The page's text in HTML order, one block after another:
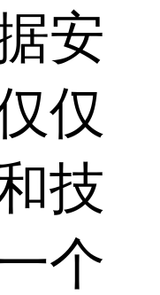
安
仅
技
个